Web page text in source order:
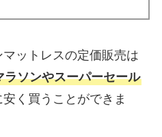
ットレスの定価販売は
ラソンやスーパーセール
く買うことができま